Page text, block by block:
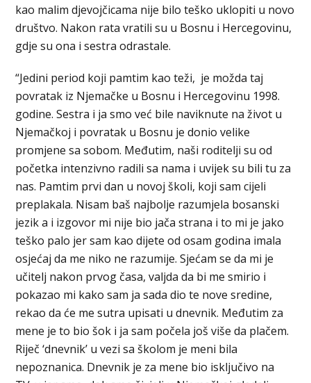
kao malim djevojčicama nije bilo teško uklopiti u novo
društvo. Nakon rata vratili su u Bosnu i Hercegovinu,
gdje su ona i sestra odrastale.
“Jedini period koji pamtim kao teži, je možda taj
povratak iz Njemačke u Bosnu i Hercegovinu 1998.
godine. Sestra i ja smo već bile naviknute na život u
Njemačkoj i povratak u Bosnu je donio velike
promjene sa sobom. Međutim, naši roditelji su od
početka intenzivno radili sa nama i uvijek su bili tu za
nas. Pamtim prvi dan u novoj školi, koji sam cijeli
preplakala. Nisam baš najbolje razumjela bosanski
jezik a i izgovor mi nije bio jača strana i to mi je jako
teško palo jer sam kao dijete od osam godina imala
osjećaj da me niko ne razumije. Sjećam se da mi je
učitelj nakon prvog časa, valjda da bi me smirio i
pokazao mi kako sam ja sada dio te nove sredine,
rekao da će me sutra upisati u dnevnik. Međutim za
mene je to bio šok i ja sam počela još više da plačem.
Riječ ‘dnevnik’ u vezi sa školom je meni bila
nepoznanica. Dnevnik je za mene bio isključivo na